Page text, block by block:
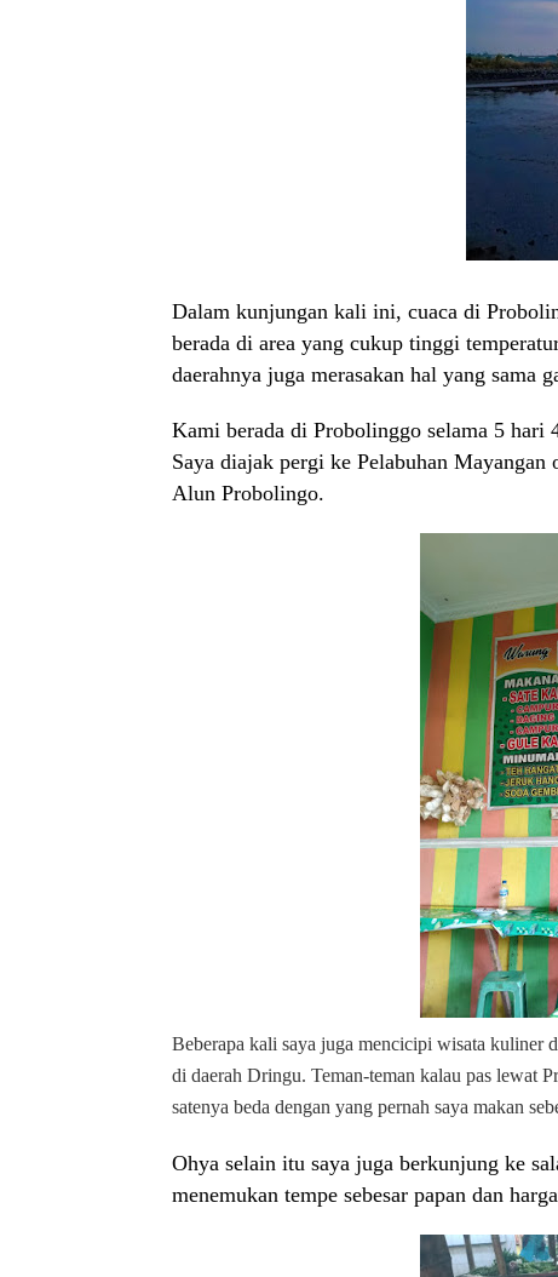
Dalam kunjungan kali ini, cuaca di
berada di area yang cukup tinggi
daerahnya juga merasakan hal yang sama
Kami berada di Probolinggo selama 5 hari
Saya diajak pergi ke Pelabuhan
Alun Probolingo.
Beberapa kali saya juga mencicipi wisata kuliner
di daerah Dringu. Teman-teman kalau pas lewat
satenya beda dengan yang pernah saya makan
Ohya selain itu saya juga berkunjung ke
menemukan tempe sebesar papan dan